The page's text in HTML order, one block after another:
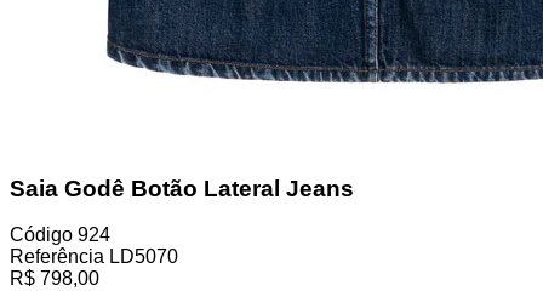
Saia Godê Botão Lateral Jeans
Código 924
Referência LD5070
R$ 798,00